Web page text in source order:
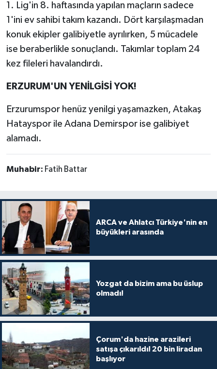
1. Lig'in 8. haftasında yapılan maçların sadece
1'ini ev sahibi takım kazandı. Dört karşılaşmadan
konuk ekipler galibiyetle ayrılırken, 5 mücadele
ise beraberlikle sonuçlandı. Takımlar toplam 24
kez fileleri havalandırdı.
ERZURUM'UN YENİLGİSİ YOK!
Erzurumspor henüz yenilgi yaşamazken, Atakaş
Hatayspor ile Adana Demirspor ise galibiyet
alamadı.
Muhabir: Fatih Battar
ARCA ve Ahlatcı Türkiye'nin en
büyükleri arasında
Yozgat da bizim ama bu üslup
olmadı!
Çorum'da hazine arazileri
satışa çıkarıldı! 20 bin liradan
başlıyor